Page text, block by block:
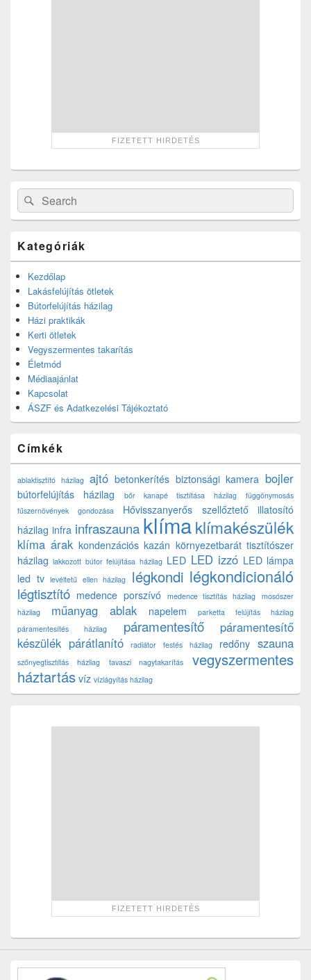
Search
for:
Search
Kategóriák
Kezdőlap
Lakásfelújítás ötletek
Bútorfelújítás házilag
Házi praktikák
Kerti ötletek
Vegyszermentes takarítás
Életmód
Médiaajánlat
Kapcsolat
ÁSZF és Adatkezelési Tájékoztató
Címkék
ablaktisztító házilag ajtó betonkerítés biztonsági kamera bojler
bútorfelújítás házilag bőr kanapé tisztítása házilag
függönymosás
fűszernövények gondozása
Hővisszanyerős szellőztető
illatosító
házilag infra infraszauna klímaklímakészülék
klíma árak kondenzációs kazán környezetbarát tisztítószer
házilag lakkozott bútor felújítása házilag LED LED izzó LED lámpa
led tv levéltetű ellen házilag légkondi légkondicionáló
légtisztító medence porszívó medence tisztítás házilag
mosószer
házilag
műanyag ablak napelem
parketta felújítás házilag
páramentesítés házilag
páramentesítő
páramentesítő
készülék párátlanító radiátor festés házilag redőny szauna
szőnyegtisztítás házilag tavaszi nagytakarítás
vegyszermentes
háztartás víz vízlágyítás házilag